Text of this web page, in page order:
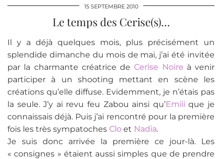
15 SEPTEMBRE 2010
Le temps des Cerise(s)…
Il y a déjà quelques mois, plus précisément un
splendide dimanche du mois de mai, j’ai été invitée
par la charmante créatrice de Cerise Noireà venir
participer à un shooting mettant en scène les
créations qu’elle diffuse. Evidemment, je n’étais pas
la seule. J’y ai revu feu Zabou ainsi qu’Emiiique je
connaissais déjà. Puis j’ai rencontré pour la première
fois les très sympatoches Clo et Nadia.
Je suis donc arrivée la première ce jour-là. Les
« consignes » étaient aussi simples que de prendre